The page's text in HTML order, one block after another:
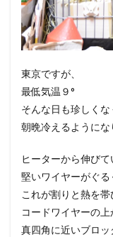
東京ですが、
最低気温９°
そんな日も珍しくな
朝晩冷えるようにな
ヒーターから伸び
堅いワイヤーがぐる
これが割りと熱を
コードワイヤーの上
真四角に近いブロッ